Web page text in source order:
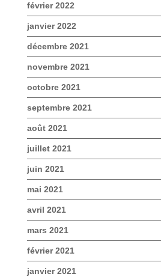
février 2022
janvier 2022
décembre 2021
novembre 2021
octobre 2021
septembre 2021
août 2021
juillet 2021
juin 2021
mai 2021
avril 2021
mars 2021
février 2021
janvier 2021